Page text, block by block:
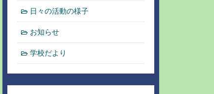
日々の活動の様子
お知らせ
学校だより